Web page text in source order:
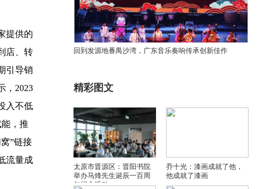
提供的
店、转
引导销
，2023
入不低
，推
”链接
流量成
回到发源地番禺沙湾，广东音乐奏响传承创新佳作
精彩图文
太原市晋源区：晋阳书院
举办马烽先生诞辰一百周
年纪念活动
乔十光：漆画成就了他，
他成就了漆画